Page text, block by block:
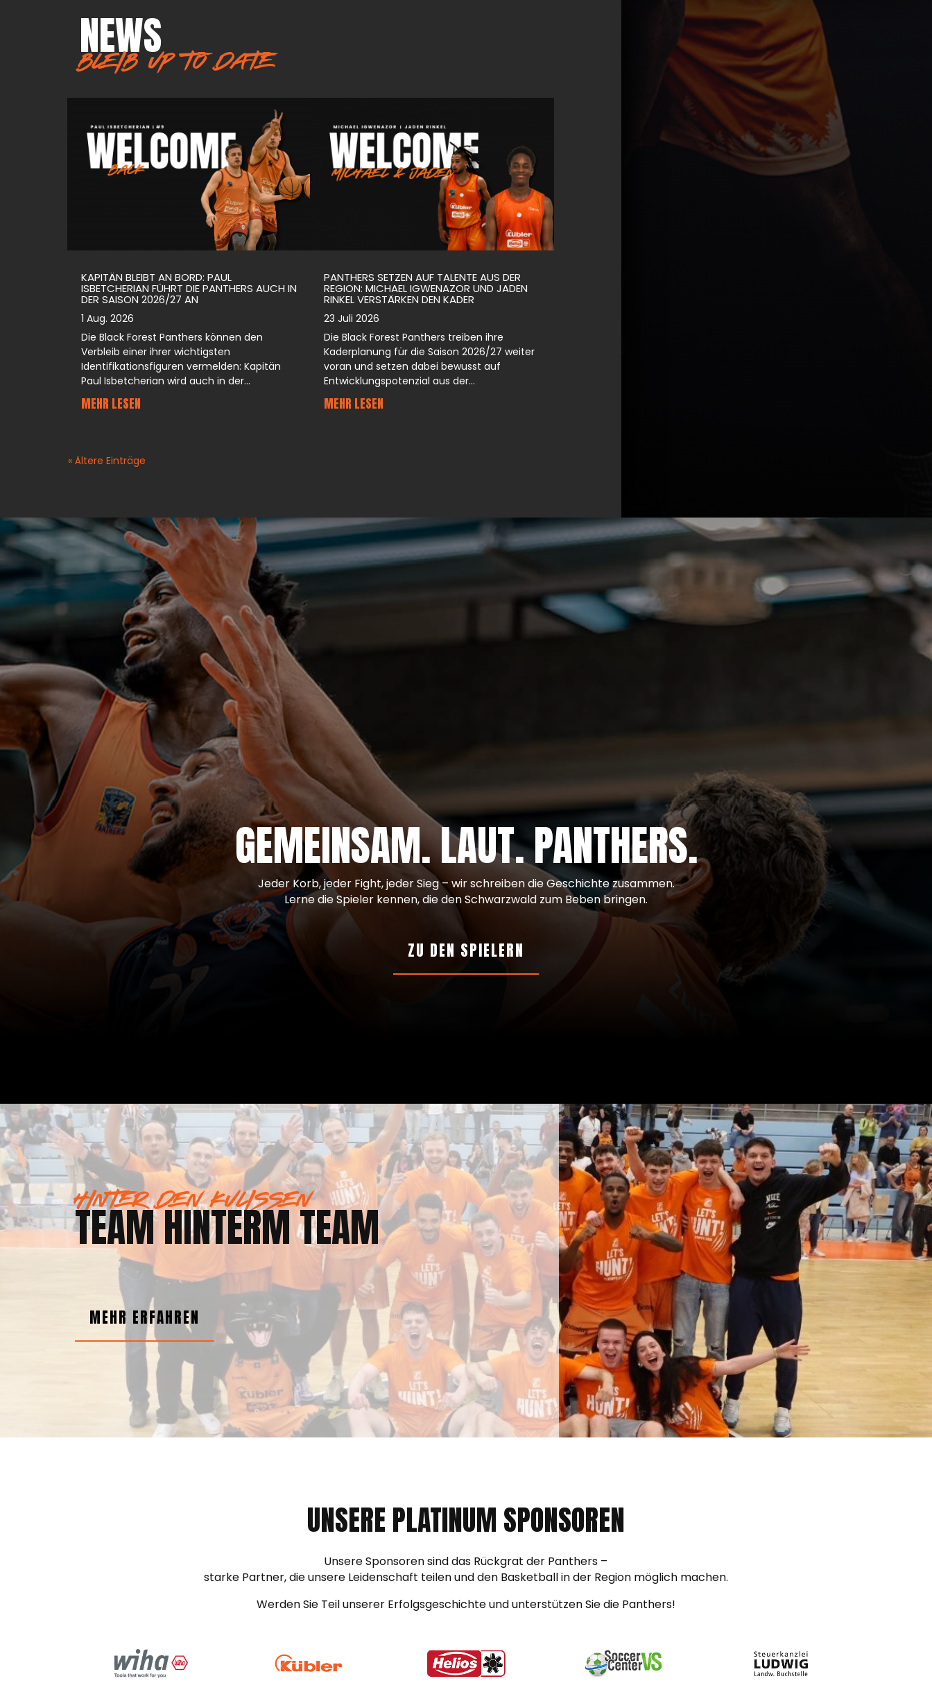
NEWS
BLEIB UP TO DATE
KAPITÄN BLEIBT AN BORD: PAUL
ISBETCHERIAN FÜHRT DIE PANTHERS AUCH IN
DER SAISON 2026/27 AN
1 Aug. 2026
Die Black Forest Panthers können den
Verbleib einer ihrer wichtigsten
Identifikationsfiguren vermelden: Kapitän
Paul Isbetcherian wird auch in der...
MEHR LESEN
PANTHERS SETZEN AUF TALENTE AUS DER
REGION: MICHAEL IGWENAZOR UND JADEN
RINKEL VERSTÄRKEN DEN KADER
23 Juli 2026
Die Black Forest Panthers treiben ihre
Kaderplanung für die Saison 2026/27 weiter
voran und setzen dabei bewusst auf
Entwicklungspotenzial aus der...
MEHR LESEN
« Ältere Einträge
GEMEINSAM. LAUT. PANTHERS.
Jeder Korb, jeder Fight, jeder Sieg – wir schreiben die Geschichte zusammen.
Lerne die Spieler kennen, die den Schwarzwald zum Beben bringen.
ZU DEN SPIELERN
HINTER DEN KULISSEN
TEAM HINTERM TEAM
MEHR ERFAHREN
UNSERE PLATINUM SPONSOREN
Unsere Sponsoren sind das Rückgrat der Panthers –
starke Partner, die unsere Leidenschaft teilen und den Basketball in der Region möglich machen.
Werden Sie Teil unserer Erfolgsgeschichte und unterstützen Sie die Panthers!